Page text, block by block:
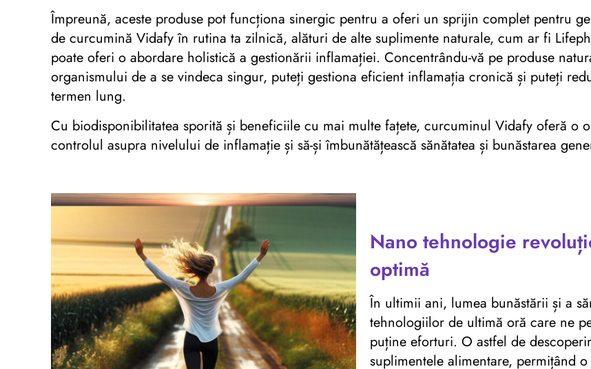
Împreună, aceste produse pot funcționa sinergic pentru a oferi un sprijin complet pentru
de curcumină Vidafy în rutina ta zilnică, alături de alte suplimente naturale, cum ar fi
poate oferi o abordare holistică a gestionării inflamației. Concentrându-vă pe produse
organismului de a se vindeca singur, puteți gestiona eficient inflamația cronică și puteți
termen lung.
Cu biodisponibilitatea sporită și beneficiile cu mai multe fațete, curcuminul Vidafy oferă o
controlul asupra nivelului de inflamație și să-și îmbunătățească sănătatea și bunăstarea
Nano tehnologie
optimă
În ultimii ani, lumea bunăstării și a
tehnologiilor de ultimă oră care ne
puține eforturi. O astfel de
suplimentele alimentare, permițând